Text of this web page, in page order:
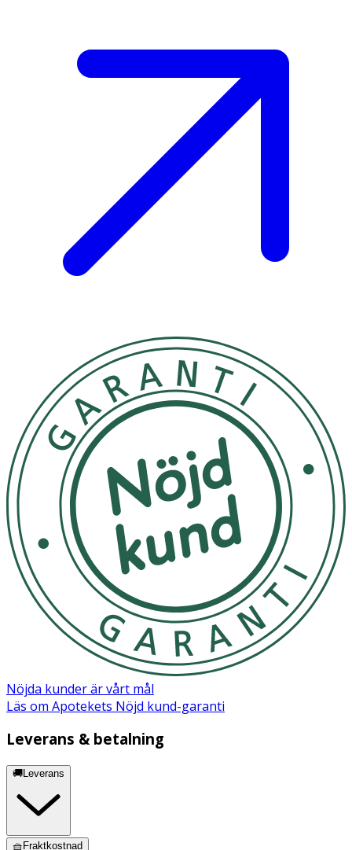
Nöjda kunder är vårt mål
Läs om Apotekets Nöjd kund-garanti
Leverans & betalning
🚚Leverans
🧺Fraktkostnad